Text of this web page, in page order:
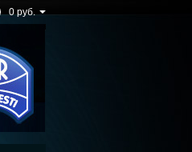
0 руб.